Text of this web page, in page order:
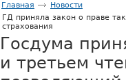
Главная
Новости
ГД приняла закон о праве
страхования
Госдума
и третьем